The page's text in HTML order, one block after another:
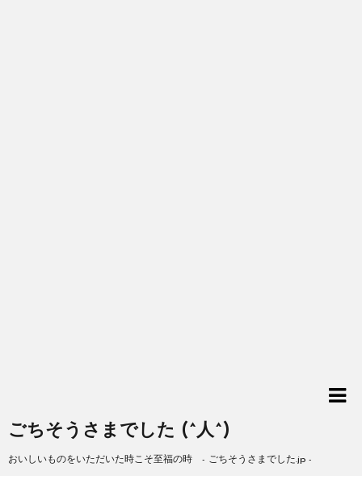
ごちそうさまでした (^人^)
おいしいものをいただいた時こそ至福の時 - ごちそうさまでした.jp -